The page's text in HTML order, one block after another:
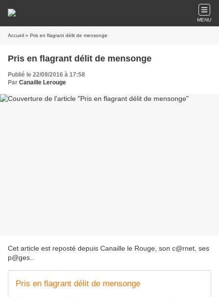
MENU
Accueil » Pris en flagrant délit de mensonge
Pris en flagrant délit de mensonge
Publié le 22/09/2016 à 17:58
Par Canaille Lerouge
Cet article est reposté depuis Canaille le Rouge, son c@rnet, ses
p@ges.
Pris en flagrant délit de mensonge